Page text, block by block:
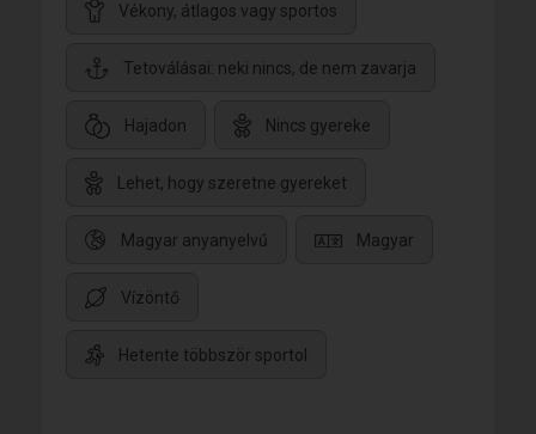
Vékony, átlagos vagy sportos
Tetoválásai: neki nincs, de nem zavarja
Hajadon Nincs gyereke
Lehet, hogy szeretne gyereket
Magyar anyanyelvű Magyar
Vízöntő
Hetente többször sportol